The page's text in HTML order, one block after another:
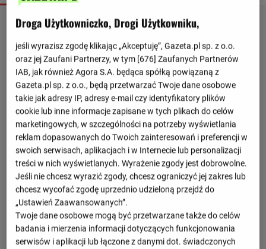
Droga Użytkowniczko, Drogi Użytkowniku,
jeśli wyrazisz zgodę klikając „Akceptuję”, Gazeta.pl sp. z o.o.
oraz jej Zaufani Partnerzy, w tym [676] Zaufanych Partnerów
IAB, jak również Agora S.A. będąca spółką powiązaną z
Gazeta.pl sp. z o.o., będą przetwarzać Twoje dane osobowe
takie jak adresy IP, adresy e-mail czy identyfikatory plików
cookie lub inne informacje zapisane w tych plikach do celów
marketingowych, w szczególności na potrzeby wyświetlania
reklam dopasowanych do Twoich zainteresowań i preferencji w
swoich serwisach, aplikacjach i w Internecie lub personalizacji
treści w nich wyświetlanych. Wyrażenie zgody jest dobrowolne.
Jeśli nie chcesz wyrazić zgody, chcesz ograniczyć jej zakres lub
chcesz wycofać zgodę uprzednio udzieloną przejdź do
„Ustawień Zaawansowanych”.
Twoje dane osobowe mogą być przetwarzane także do celów
badania i mierzenia informacji dotyczących funkcjonowania
serwisów i aplikacji lub łączone z danymi dot. świadczonych